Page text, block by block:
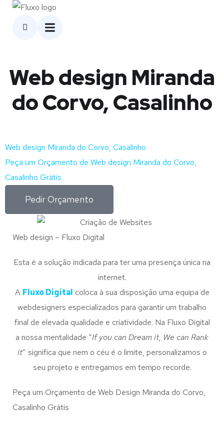
Web design Miranda
do Corvo, Casalinho
Web design Miranda do Corvo, Casalinho
Peça um Orçamento de Web design Miranda do Corvo,
Casalinho Grátis
Pedir Orçamento
Web design – Fluxo Digital
Esta é a solução indicada para ter uma presença única na
internet.
A Fluxo Digital coloca à sua disposição uma equipa de
webdesigners especializados para garantir um trabalho
final de elevada qualidade e criatividade. Na Fluxo Digital
a nossa mentalidade “If you can Dream it, We can Rank
it” significa que nem o céu é o limite, personalizamos o
seu projeto e entregamos em tempo recorde.
Peça um Orçamento de Web Design Miranda do Corvo,
Casalinho Grátis